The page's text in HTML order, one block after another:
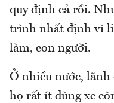
quy định cả rồi.
trình nhất định vì
làm, con người.
Ở nhiều nước, lãnh
họ rất ít dùng xe